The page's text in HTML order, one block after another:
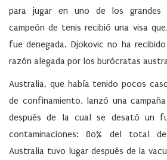
para jugar en uno de los grandes
campeón de tenis recibió una visa
fue denegada. Djokovic no ha
razón alegada por los burócratas
Australia, que había tenido pocos
de confinamiento, lanzó una
después de la cual se desató un
contaminaciones: 80% del total
Australia tuvo lugar después de la